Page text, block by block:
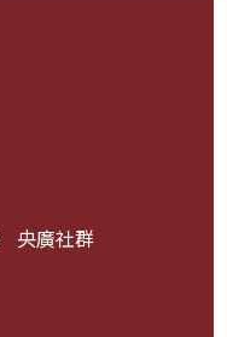
央廣社群